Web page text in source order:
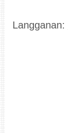
Langganan: